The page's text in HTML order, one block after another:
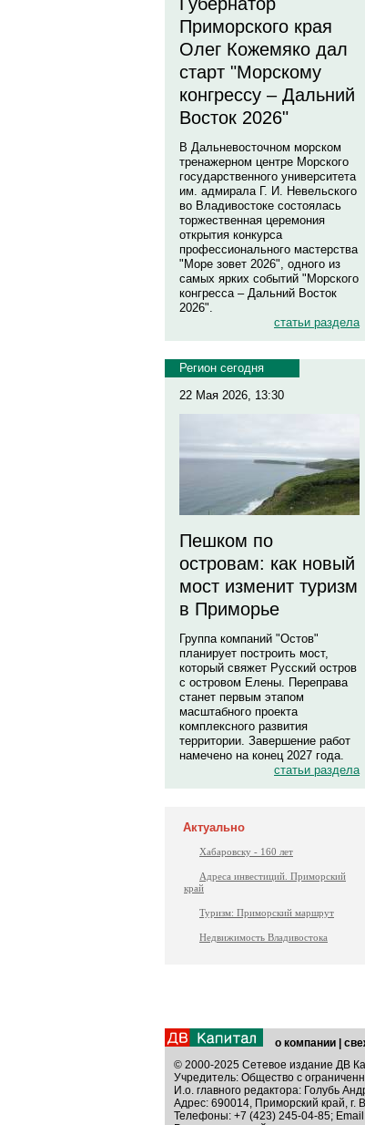
Приморского края
Олег Кожемяко дал
старт "Морскому
конгрессу – Дальний
Восток 2026"
В Дальневосточном морском
тренажерном центре Морского
государственного университета
им. адмирала Г. И. Невельского
во Владивостоке состоялась
торжественная церемония
открытия конкурса
профессионального мастерства
"Море зовет 2026", одного из
самых ярких событий "Морского
конгресса – Дальний Восток
2026".
статьи раздела
Регион сегодня
22 Мая 2026, 13:30
Пешком по
островам: как новый
мост изменит туризм
в Приморье
Группа компаний "Остов"
планирует построить мост,
который свяжет Русский остров
с островом Елены. Переправа
станет первым этапом
масштабного проекта
комплексного развития
территории. Завершение работ
намечено на конец 2027 года.
статьи раздела
Актуально
Хабаровску - 160 лет
Адреса инвестиций. Приморский
край
Туризм: Приморский маршрут
Недвижимость Владивостока
о компании
© 2000-2025 Сетевое издание ДВ
Учредитель: Общество с
И.о. главного редактора: Голубь
Адрес: 690014, Приморский край, г.
Телефоны: +7 (423) 245-04-85;